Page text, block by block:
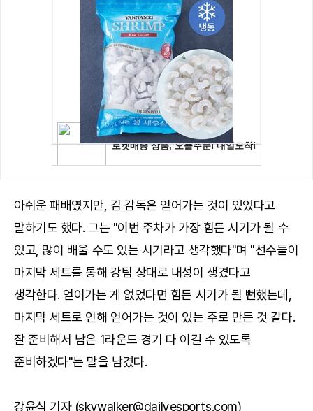
아쉬운 패배였지만, 김 감독은 얻어가는 것이 있었다고
말하기도 했다. 그는 "이번 주차가 가장 힘든 시기가 될 수
있고, 많이 배울 수도 있는 시기라고 생각했다"며 "선수들이
마지막 세트를 통해 강팀 상대로 내성이 생겼다고
생각한다. 얻어가는 게 없었다면 힘든 시기가 될 뻔했는데,
마지막 세트로 인해 얻어가는 것이 있는 주로 만든 것 같다.
잘 준비해서 남은 1라운드 경기 다 이길 수 있도록
준비하겠다"는 말을 남겼다.
강윤식 기자 (skywalker@dailyesports.com)